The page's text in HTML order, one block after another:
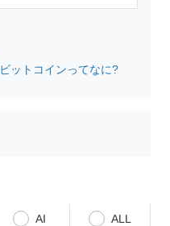
ビットコインってなに?
AI ALL